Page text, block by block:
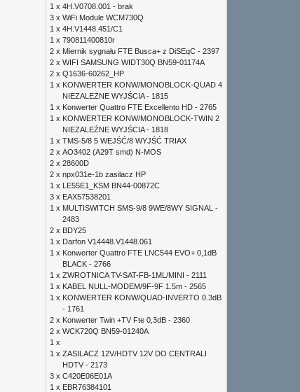
1 x 4H.V0708.001 - brak
3 x WiFi Module WCM730Q
1 x 4H.V1448.451/C1
1 x 790811400810r
2 x Miernik sygnału FTE Busca+ z DiSEqC - 2397
2 x WIFI SAMSUNG WIDT30Q BN59-01174A
2 x Q1636-60262_HP
1 x KONWERTER KONW/MONOBLOCK-QUAD 4
NIEZALEŻNE WYJŚCIA - 1815
1 x Konwerter Quattro FTE Excellento HD - 2765
1 x KONWERTER KONW/MONOBLOCK-TWIN 2
NIEZALEŻNE WYJŚCIA - 1818
1 x TMS-5/8 5 WEJŚĆ/8 WYJŚĆ TRIAX
2 x AO3402 (A29T smd) N-MOS
2 x 28600D
2 x npx031e-1b zasilacz HP
1 x
LE55E1_KSM BN44-00872C
3 x EAX57538201
1 x MULTISWITCH SMS-9/8 9WE/8WY SIGNAL -
2483
2 x BDY25
1 x Darfon V14448.V1448.061
1 x Konwerter Quattro FTE LNC544 EVO+ 0,1dB
BLACK - 2766
1 x ZWROTNICA TV-SAT-FB-1ML/MINI - 2111
1 x KABEL NULL-MODEM/9F-9F 1.5m - 2565
1 x KONWERTER KONW/QUAD-INVERTO 0.3dB
- 1761
2 x Konwerter Twin +TV Fte 0,3dB - 2360
2 x WCK720Q BN59-01240A
1 x
1 x ZASILACZ 12V/HDTV 12V DO CENTRALI
HDTV - 2173
3 x C420E06E01A
1 x EBR76384101